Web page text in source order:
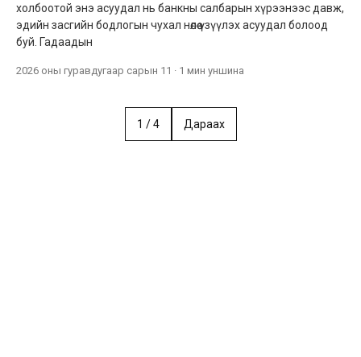
холбоотой энэ асуудал нь банкны салбарын хүрээнээс давж,
эдийн засгийн бодлогын чухал нөлөө үзүүлэх асуудал болоод
буй. Гадаадын
2026 оны гуравдугаар сарын 11 · 1 мин уншина
1 /4 Дараах